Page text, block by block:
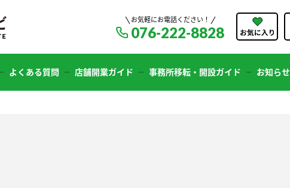
お気軽にお電話ください！
076-222-8828
よくある質問 店舗開業ガイド 事務所移転・開設ガイド お知らせ